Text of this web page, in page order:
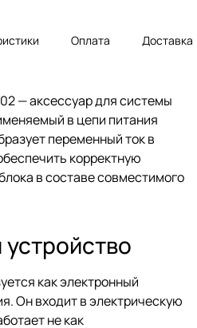
Оплата Доставка
— аксессуар для системы
в цепи питания
переменный ток в
корректную
в составе совместимого
как электронный
Он входит в электрическую
не как